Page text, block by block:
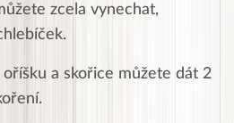
zcela vynechat,
a skořice můžete dát 2